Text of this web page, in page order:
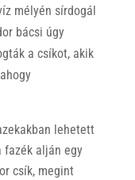
mélyén sírdogál
bácsi úgy
a csíkot, akik
lehetett
fazék alján egy
csík, megint